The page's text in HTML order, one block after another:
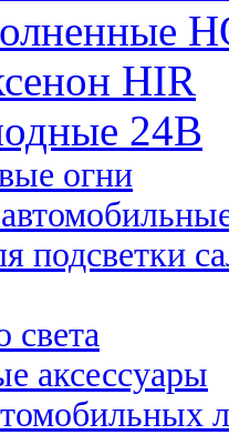
HIR
24B
огни
подсветки
света
аксессуары